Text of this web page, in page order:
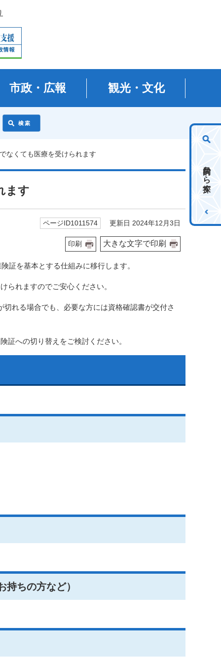
市政・広報 観光・文化
目的から探す
なくても医療を受けられます
ます
ページID1011574 更新日 2024年12月3日
印刷 大きな文字で印刷
証を基本とする仕組みに移行します。
られますのでご安心ください。
れる場合でも、必要な方には資格確認書が交付さ
証への切り替えをご検討ください。
ちの方など）